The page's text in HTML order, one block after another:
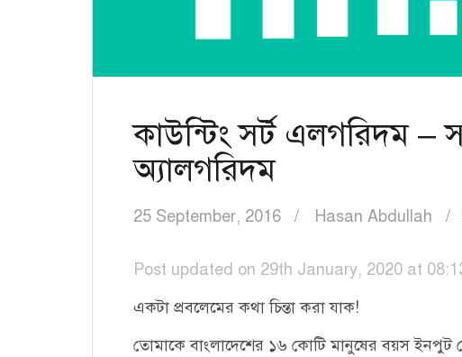
কাউন্টিং সর্ট এলগরিদম –
অ্যালগরিদম
25 September, 2016 Hasan Abdullah
Post updated on 29th January, 2020 at
একটা প্রবলেমের কথা চিন্তা করা যাক!
তোমাকে বাংলাদেশের ১৬ কোটি মানুষের বয়স ইনপুট